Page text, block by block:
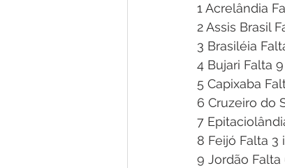
1 Acrelândia
2 Assis Brasil
3 Brasiléia
4 Bujari Falta
5 Capixaba
6 Cruzeiro do
7
8 Feijó Falta 3
9 Jordão Falta